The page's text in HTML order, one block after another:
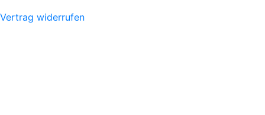
Vertrag widerrufen